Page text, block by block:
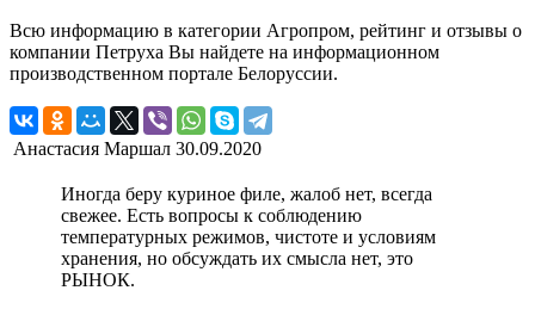
Всю информацию в категории Агропром, рейтинг и отзывы о
компании Петруха Вы найдете на информационном
производственном портале Белоруссии.
Анастасия Маршал 30.09.2020
Иногда беру куриное филе, жалоб нет, всегда
свежее. Есть вопросы к соблюдению
температурных режимов, чистоте и условиям
хранения, но обсуждать их смысла нет, это
РЫНОК.